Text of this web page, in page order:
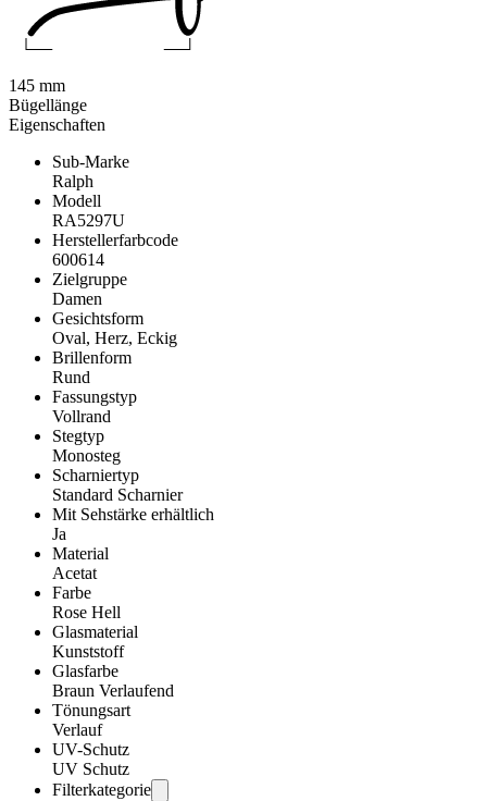
Eigenschaften
Sub-Marke
Ralph
Modell
RA5297U
Herstellerfarbcode
600614
Zielgruppe
Damen
Gesichtsform
Oval, Herz, Eckig
Brillenform
Rund
Fassungstyp
Vollrand
Stegtyp
Monosteg
Scharniertyp
Standard Scharnier
Mit Sehstärke erhältlich
Ja
Material
Acetat
Farbe
Rose Hell
Glasmaterial
Kunststoff
Glasfarbe
Braun Verlaufend
Tönungsart
Verlauf
UV-Schutz
UV Schutz
Filterkategorie
145 mm
Bügellänge